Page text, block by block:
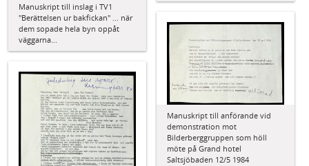
Manuskript till inslag i TV1
"Berättelsen ur bakfickan" ... när
dem sopade hela byn oppåt
väggarna...
Manuskript till anförande vid
demonstration mot
Bilderberggruppen som höll
möte på Grand hotel
Saltsjöbaden 12/5 1984